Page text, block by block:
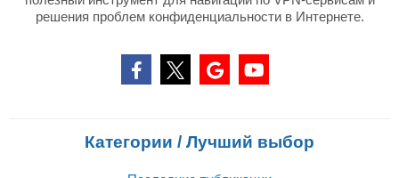
решения проблем конфиденциальности в Интернете.
Категории / Лучший выбор